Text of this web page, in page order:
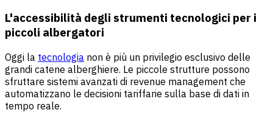
L'accessibilità degli strumenti tecnologici per i
piccoli albergatori
Oggi la tecnologia non è più un privilegio esclusivo delle
grandi catene alberghiere. Le piccole strutture possono
sfruttare sistemi avanzati di revenue management che
automatizzano le decisioni tariffarie sulla base di dati in
tempo reale.